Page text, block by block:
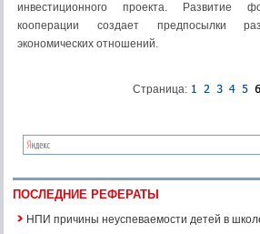
инвестиционного проекта. Развитие
кооперации создает предпосылки
экономических отношений.
Страница:
ПОСЛЕДНИЕ РЕФЕРАТЫ
НПИ причины неуспеваемости детей в